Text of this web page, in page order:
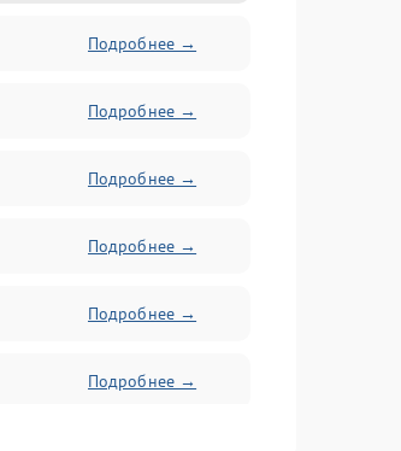
Подробнее →
Подробнее →
Подробнее →
Подробнее →
Подробнее →
Подробнее →